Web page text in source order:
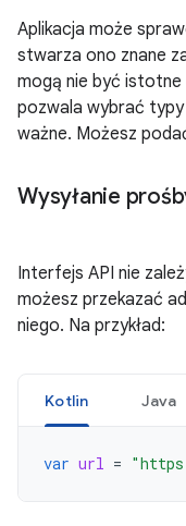
Aplikacja może
stwarza ono znane
mogą nie być istotne
pozwala wybrać
ważne. Możesz
Wysyłanie
Interfejs API nie
możesz przekazać
niego. Na przykład:
Kotlin Java
var url =